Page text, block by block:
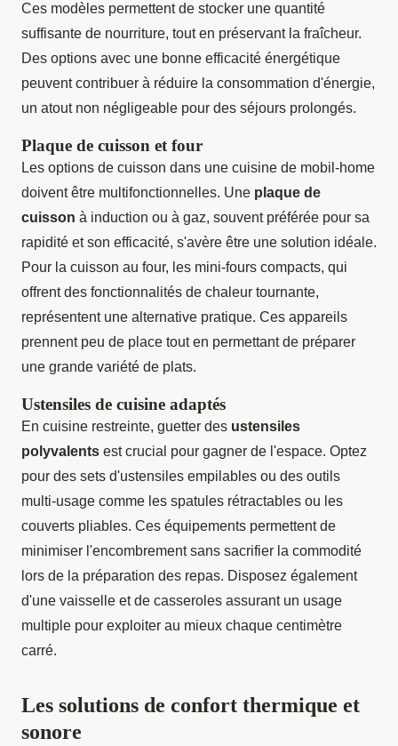
Ces modèles permettent de stocker une quantité
suffisante de nourriture, tout en préservant la fraîcheur.
Des options avec une bonne efficacité énergétique
peuvent contribuer à réduire la consommation d'énergie,
un atout non négligeable pour des séjours prolongés.
Plaque de cuisson et four
Les options de cuisson dans une cuisine de mobil-home
doivent être multifonctionnelles. Une plaque de
cuisson à induction ou à gaz, souvent préférée pour sa
rapidité et son efficacité, s'avère être une solution idéale.
Pour la cuisson au four, les mini-fours compacts, qui
offrent des fonctionnalités de chaleur tournante,
représentent une alternative pratique. Ces appareils
prennent peu de place tout en permettant de préparer
une grande variété de plats.
Ustensiles de cuisine adaptés
En cuisine restreinte, guetter des ustensiles
polyvalents est crucial pour gagner de l'espace. Optez
pour des sets d'ustensiles empilables ou des outils
multi-usage comme les spatules rétractables ou les
couverts pliables. Ces équipements permettent de
minimiser l'encombrement sans sacrifier la commodité
lors de la préparation des repas. Disposez également
d'une vaisselle et de casseroles assurant un usage
multiple pour exploiter au mieux chaque centimètre
carré.
Les solutions de confort thermique et
sonore